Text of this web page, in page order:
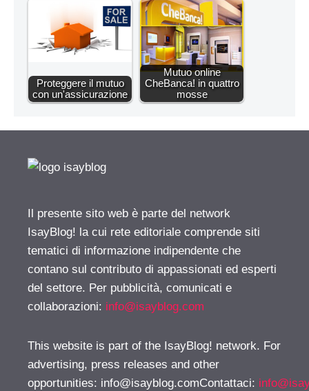
Proteggere il mutuo
con un'assicurazione
Mutuo online
CheBanca! in quattro
mosse
Il presente sito web è parte del network
IsayBlog! la cui rete editoriale comprende siti
tematici di informazione indipendente che
contano sul contributo di appassionati ed esperti
del settore. Per pubblicità, comunicati e
collaborazioni: info@isayblog.com
This website is part of the IsayBlog! network. For
advertising, press releases and other
opportunities: info@isayblog.comContattaci: